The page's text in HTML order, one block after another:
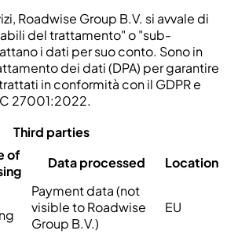
Roadwise Group B.V. si avvale di
del trattamento" o "sub-
i dati per suo conto. Sono in
dei dati (DPA) per garantire
in conformità con il GDPR e
27001:2022.
Third parties
of
Data processed Location
Payment data (not
visible to Roadwise
Group B.V.)
EU